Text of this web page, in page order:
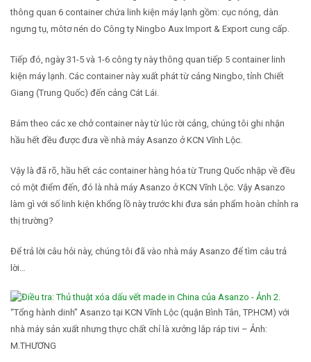
thông quan 6 container chứa linh kiện máy lạnh gồm: cục nóng, dàn
ngưng tụ, môtơ nén do Công ty Ningbo Aux Import & Export cung cấp.
Tiếp đó, ngày 31-5 và 1-6 công ty này thông quan tiếp 5 container linh
kiện máy lạnh. Các container này xuất phát từ cảng Ningbo, tỉnh Chiết
Giang (Trung Quốc) đến cảng Cát Lái.
Bám theo các xe chở container này từ lúc rời cảng, chúng tôi ghi nhận
hầu hết đều được đưa về nhà máy Asanzo ở KCN Vĩnh Lộc.
Vậy là đã rõ, hầu hết các container hàng hóa từ Trung Quốc nhập về đều
có một điểm đến, đó là nhà máy Asanzo ở KCN Vĩnh Lộc. Vậy Asanzo
làm gì với số linh kiện khổng lồ này trước khi đưa sản phẩm hoàn chỉnh ra
thị trường?
Để trả lời câu hỏi này, chúng tôi đã vào nhà máy Asanzo để tìm câu trả
lời…
“Tổng hành dinh” Asanzo tại KCN Vĩnh Lộc (quận Bình Tân, TP.HCM) với
nhà máy sản xuất nhưng thực chất chỉ là xưởng lắp ráp tivi – Ảnh:
M.THƯƠNG